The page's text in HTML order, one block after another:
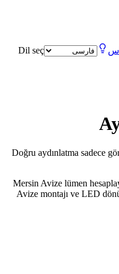
Dil seç
Doğru aydınlatma sadece
Mersin Avize lümen
Avize montajı ve LED